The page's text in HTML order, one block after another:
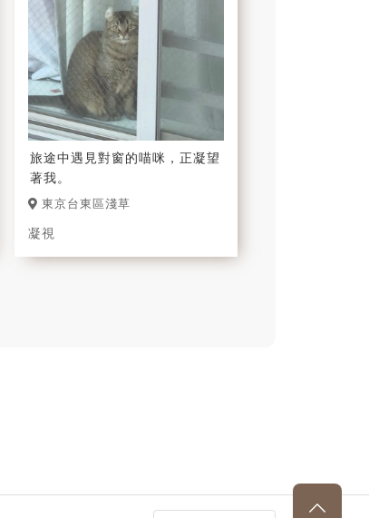
旅途中遇見對窗的喵咪，正凝望
著我。
東京台東區淺草
凝視